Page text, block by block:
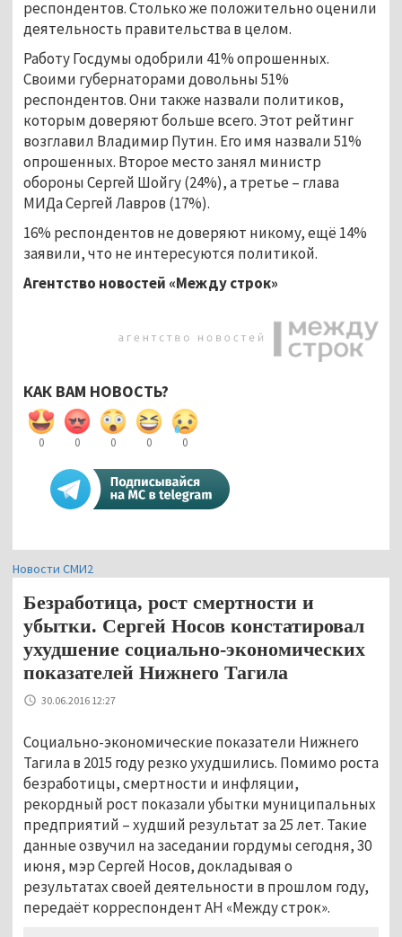
респондентов. Столько же положительно оценили
деятельность правительства в целом.
Работу Госдумы одобрили 41% опрошенных.
Своими губернаторами довольны 51%
респондентов. Они также назвали политиков,
которым доверяют больше всего. Этот рейтинг
возглавил Владимир Путин. Его имя назвали 51%
опрошенных. Второе место занял министр
обороны Сергей Шойгу (24%), а третье – глава
МИДа Сергей Лавров (17%).
16% респондентов не доверяют никому, ещё 14%
заявили, что не интересуются политикой.
Агентство новостей «Между строк»
КАК ВАМ НОВОСТЬ?
0 0 0 0 0
Новости СМИ2
Безработица, рост смертности и
убытки. Сергей Носов констатировал
ухудшение социально-экономических
показателей Нижнего Тагила
30.06.2016 12:27
Социально-экономические показатели Нижнего
Тагила в 2015 году резко ухудшились. Помимо роста
безработицы, смертности и инфляции,
рекордный рост показали убытки муниципальных
предприятий – худший результат за 25 лет. Такие
данные озвучил на заседании гордумы сегодня, 30
июня, мэр Сергей Носов, докладывая о
результатах своей деятельности в прошлом году,
передаёт корреспондент АН «Между строк».